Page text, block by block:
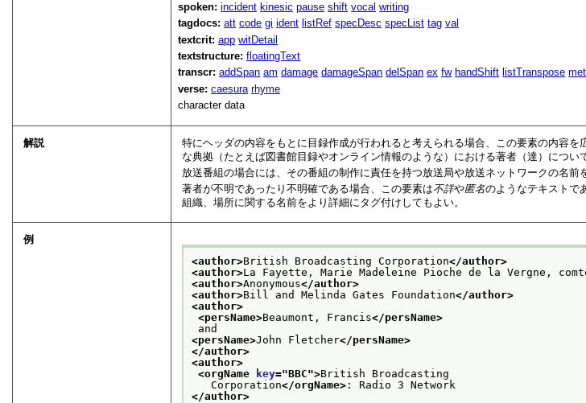
spoken:incident kinesic pause shift vocal writing
tagdocs:att code gi ident listRef specDesc specList tag val
textcrit:app witDetail
textstructure:floatingText
transcr:addSpan am damage damageSpan delSpan ex fw handShift listTranspose
verse:caesura rhyme
character data
解説 特にヘッダの内容をもとに目録作成が行われると考えられる場合、この要素の内容
な典拠（たとえば図書館目録やオンライン情報のような）における著者（達）につい
放送番組の場合には、その番組の制作に責任を持つ放送局や放送ネットワークの名前
著者が不明であったり不明確である場合、この要素は不詳や匿名のようなテキストで
組織、場所に関する名前をより詳細にタグ付けしてもよい。
例
<author>British Broadcasting Corporation</author>
<author>La Fayette, Marie Madeleine Pioche de la Vergne,
<author>Anonymous</author>
<author>Bill and Melinda Gates Foundation</author>
<author>
<persName>Beaumont, Francis</persName>
and
<persName>John Fletcher</persName>
</author>
<author>
<orgName
key="BBC">British Broadcasting
Corporation</orgName> : Radio 3 Network
</author>